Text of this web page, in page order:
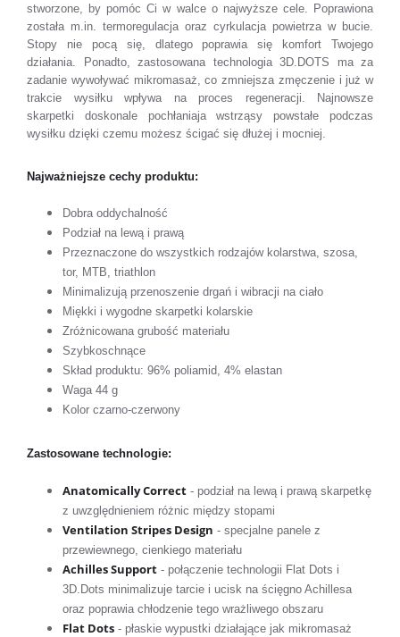
stworzone, by pomóc Ci w walce o najwyższe cele. Poprawiona
została m.in. termoregulacja oraz cyrkulacja powietrza w bucie.
Stopy nie pocą się, dlatego poprawia się komfort Twojego
działania. Ponadto, zastosowana technologia 3D.DOTS ma za
zadanie wywoływać mikromasaż, co zmniejsza zmęczenie i już w
trakcie wysiłku wpływa na proces regeneracji. Najnowsze
skarpetki doskonale pochłaniaja wstrząsy powstałe podczas
wysiłku dzięki czemu możesz ścigać się dłużej i mocniej.
Najważniejsze cechy produktu:
Dobra oddychalność
Podział na lewą i prawą
Przeznaczone do wszystkich rodzajów kolarstwa, szosa,
tor, MTB, triathlon
Minimalizują przenoszenie drgań i wibracji na ciało
Miękki i wygodne skarpetki kolarskie
Zróżnicowana grubość materiału
Szybkoschnące
Skład produktu: 96% poliamid, 4% elastan
Waga 44 g
Kolor czarno-czerwony
Zastosowane technologie:
Anatomically Correct - podział na lewą i prawą skarpetkę
z uwzględnieniem różnic między stopami
Ventilation Stripes Design - specjalne panele z
przewiewnego, cienkiego materiału
Achilles Support - połączenie technologii Flat Dots i
3D.Dots minimalizuje tarcie i ucisk na ścięgno Achillesa
oraz poprawia chłodzenie tego wrażliwego obszaru
Flat Dots - płaskie wypustki działające jak mikromasaż